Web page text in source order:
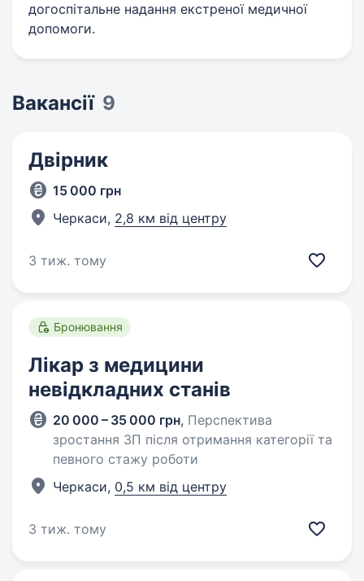
догоспітальне надання екстреної медичної
допомоги.
Вакансії 9
Двірник
15 000 грн
Черкаси, 2,8 км від центру
3 тиж. тому
Бронювання
Лікар з медицини
невідкладних станів
20 000 – 35 000 грн, Перспектива
зростання ЗП після отримання категорії та
певного стажу роботи
Черкаси, 0,5 км від центру
3 тиж. тому